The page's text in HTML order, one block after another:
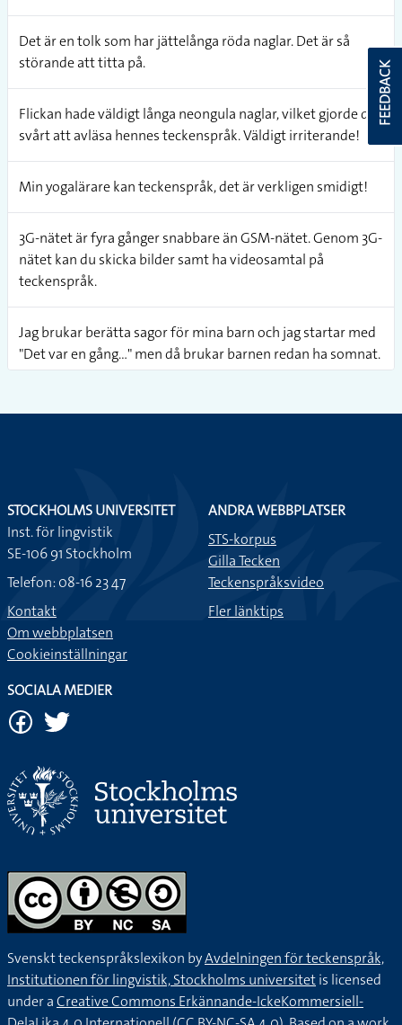
Det är en tolk som har jättelånga röda naglar. Det är så
störande att titta på.
Flickan hade väldigt långa neongula naglar, vilket gjorde det
svårt att avläsa hennes teckenspråk. Väldigt irriterande!
Min yogalärare kan teckenspråk, det är verkligen smidigt!
3G-nätet är fyra gånger snabbare än GSM-nätet. Genom 3G-
nätet kan du skicka bilder samt ha videosamtal på
teckenspråk.
Jag brukar berätta sagor för mina barn och jag startar med
"Det var en gång..." men då brukar barnen redan ha somnat.
FEEDBACK
STOCKHOLMS UNIVERSITET
Inst. för lingvistik
SE-106 91 Stockholm
Telefon: 08-16 23 47
Kontakt
Om webbplatsen
Cookieinställningar
ANDRA WEBBPLATSER
STS-korpus
Gilla Tecken
Teckenspråksvideo
Fler länktips
SOCIALA MEDIER
Svenskt teckenspråkslexikon byAvdelningen för teckenspråk,
Institutionen för lingvistik, Stockholms universitetis licensed
under aCreative Commons Erkännande-IckeKommersiell-